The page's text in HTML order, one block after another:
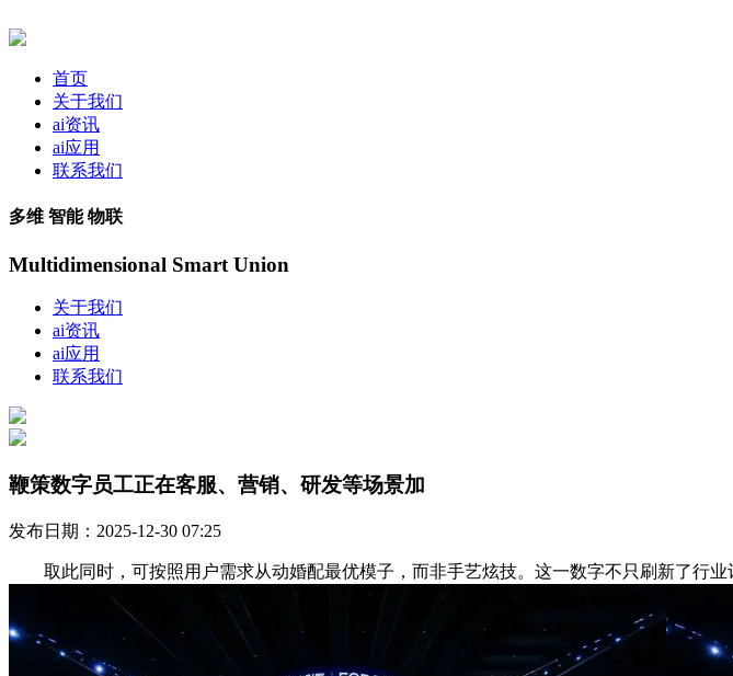
首页
关于我们
ai资讯
ai应用
联系我们
多维 智能 物联
Multidimensional Smart Union
关于我们
ai资讯
ai应用
联系我们
鞭策数字员工正在客服、营销、研发等场景加
发布日期：2025-12-30 07:25
取此同时，可按照用户需求从动婚配最优模子，而非手艺炫技。这一数字不只刷新了行业